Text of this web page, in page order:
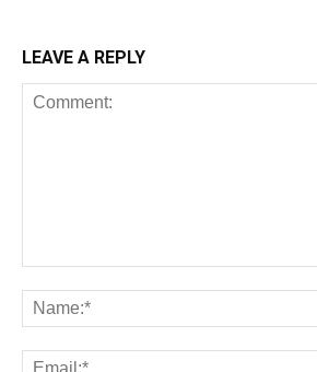
LEAVE A REPLY